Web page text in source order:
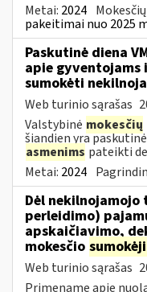
Metai: 2024
pakeitimai nuo 2025
Paskutinė diena
apie gyventojams
sumokėti
Web turinio sąrašas
Valstybinė mokesčių
šiandien yra
asmenims pateikti
Metai: 2024
Dėl
perleidimo)
apskaičiavimo,
mokesčio
Web turinio sąrašas
Primename apie